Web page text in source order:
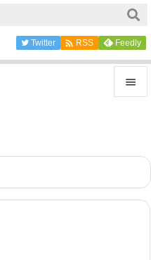

サイド

前へ
Twitter  RSS Feedly